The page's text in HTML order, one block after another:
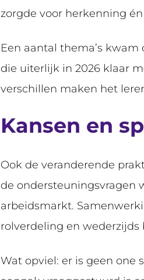
zorgde voor herkenning
Een aantal thema’s
die uiterlijk in 2026 klaar
verschillen maken het
Kansen en
Ook de veranderende
de ondersteuningsvragen
arbeidsmarkt.
rolverdeling en
Wat opviel: er is geen one